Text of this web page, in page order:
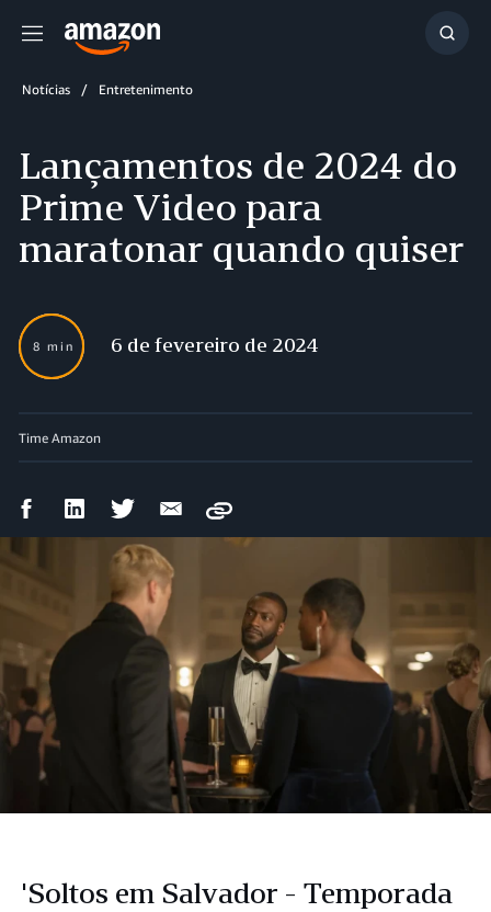
Menu
Notícias Entretenimento
Lançamentos de 2024 do
Prime Video para
maratonar quando quiser
8 min 6 de fevereiro de 2024
Time Amazon
CompartilharCompartilhar
LinkedIn
Compartilhar
Twitter
Compartilhar
Copy
'Soltos em Salvador - Temporada